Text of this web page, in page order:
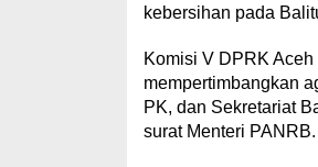
kebersihan pada
Komisi V DPRK
mempertimbangkan
PK, dan Sekretariat
surat Menteri PANRB.